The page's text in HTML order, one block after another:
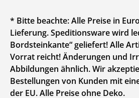
* Bitte beachte: Alle Preise in
Lieferung. Speditionsware wird
Bordsteinkante“ geliefert! Alle
Vorrat reicht! Änderungen und
Abbildungen ähnlich. Wir
Bestellungen von Kunden mit
der EU. Alle Preise ohne Deko.